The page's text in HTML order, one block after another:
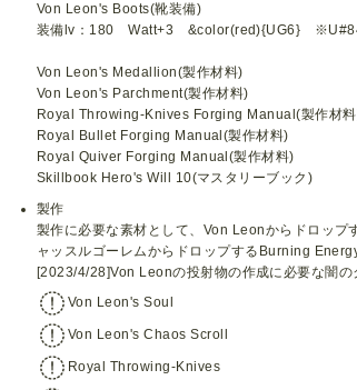
Von Leon's Boots(靴装備)
装備lv：180 Watt+3 &color(red){UG6} ※U#84
Von Leon's Medallion(製作材料)
Von Leon's Parchment(製作材料)
Royal Throwing-Knives Forging Manual(製作材
Royal Bullet Forging Manual(製作材料)
Royal Quiver Forging Manual(製作材料)
Skillbook Hero's Will 10(マスタリーブック)
製作
製作に必要な素材として、Von Leonからドロップ
ャッスルゴーレムからドロップするBurning
[2023/4/28]Von Leonの投射物の作成に必要な闇の
Von Leon's Soul
Von Leon's Chaos Scroll
Royal Throwing-Knives